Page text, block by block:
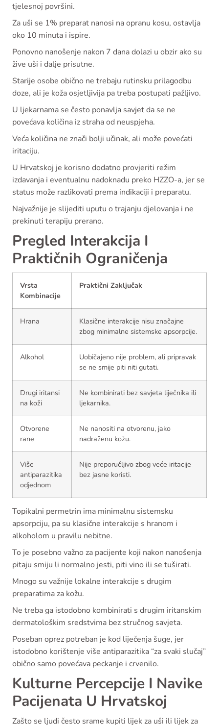
tjelesnoj površini.
Za uši se 1% preparat nanosi na opranu kosu, ostavlja
oko 10 minuta i ispire.
Ponovno nanošenje nakon 7 dana dolazi u obzir ako su
žive uši i dalje prisutne.
Starije osobe obično ne trebaju rutinsku prilagodbu
doze, ali je koža osjetljivija pa treba postupati pažljivo.
U ljekarnama se često ponavlja savjet da se ne
povećava količina iz straha od neuspjeha.
Veća količina ne znači bolji učinak, ali može povećati
iritaciju.
U Hrvatskoj je korisno dodatno provjeriti režim
izdavanja i eventualnu nadoknadu preko HZZO-a, jer se
status može razlikovati prema indikaciji i preparatu.
Najvažnije je slijediti uputu o trajanju djelovanja i ne
prekinuti terapiju prerano.
Pregled Interakcija I
Praktičnih Ograničenja
Vrsta
Kombinacije
Praktični Zaključak
Hrana
Klasične interakcije nisu značajne
zbog minimalne sistemske apsorpcije.
Alkohol
Uobičajeno nije problem, ali pripravak
se ne smije piti niti gutati.
Drugi iritansi
na koži
Ne kombinirati bez savjeta liječnika ili
ljekarnika.
Otvorene
rane
Ne nanositi na otvorenu, jako
nadraženu kožu.
Više
antiparazitika
odjednom
Nije preporučljivo zbog veće iritacije
bez jasne koristi.
Topikalni permetrin ima minimalnu sistemsku
apsorpciju, pa su klasične interakcije s hranom i
alkoholom u pravilu nebitne.
To je posebno važno za pacijente koji nakon nanošenja
pitaju smiju li normalno jesti, piti vino ili se tuširati.
Mnogo su važnije lokalne interakcije s drugim
preparatima za kožu.
Ne treba ga istodobno kombinirati s drugim iritanskim
dermatološkim sredstvima bez stručnog savjeta.
Poseban oprez potreban je kod liječenja šuge, jer
istodobno korištenje više antiparazitika “za svaki slučaj”
obično samo povećava peckanje i crvenilo.
Kulturne Percepcije I Navike
Pacijenata U Hrvatskoj
Zašto se ljudi često srame kupiti lijek za uši ili lijek za